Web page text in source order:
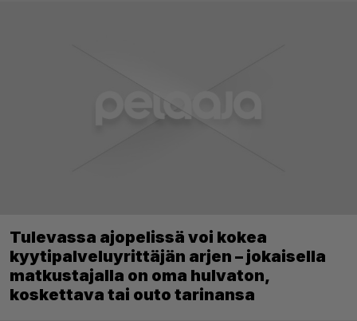
Tulevassa ajopelissä voi kokea
kyytipalveluyrittäjän arjen – jokaisella
matkustajalla on oma hulvaton,
koskettava tai outo tarinansa